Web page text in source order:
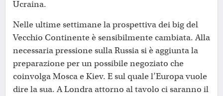
Ucraina.
Nelle ultime settimane la prospettiva dei big del
Vecchio Continente è sensibilmente cambiata. Alla
necessaria pressione sulla Russia si è aggiunta la
preparazione per un possibile negoziato che
coinvolga Mosca e Kiev. E sul quale l’Europa vuole
dire la sua. A Londra attorno al tavolo ci saranno il